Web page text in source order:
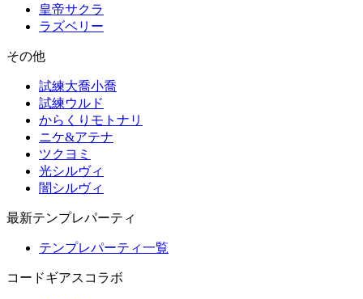
皇帝サクラ
ラズベリー
その他
試練大喬小喬
試練ウルド
からくりモトナリ
ニケ&アテナ
ツクヨミ
光シルヴィ
闇シルヴィ
最新テンプレパーティ
テンプレパーティ一覧
コードギアスコラボ